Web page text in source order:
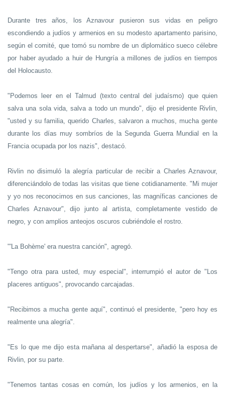
Durante tres años, los Aznavour pusieron sus vidas en peligro
escondiendo a judíos y armenios en su modesto apartamento parisino,
según el comité, que tomó su nombre de un diplomático sueco célebre
por haber ayudado a huir de Hungría a millones de judíos en tiempos
del Holocausto.
"Podemos leer en el Talmud (texto central del judaísmo) que quien
salva una sola vida, salva a todo un mundo", dijo el presidente Rivlin,
"usted y su familia, querido Charles, salvaron a muchos, mucha gente
durante los días muy sombríos de la Segunda Guerra Mundial en la
Francia ocupada por los nazis", destacó.
Rivlin no disimuló la alegría particular de recibir a Charles Aznavour,
diferenciándolo de todas las visitas que tiene cotidianamente. "Mi mujer
y yo nos reconocimos en sus canciones, las magníficas canciones de
Charles Aznavour", dijo junto al artista, completamente vestido de
negro, y con amplios anteojos oscuros cubriéndole el rostro.
"'La Bohème' era nuestra canción", agregó.
"Tengo otra para usted, muy especial", interrumpió el autor de "Los
placeres antiguos", provocando carcajadas.
"Recibimos a mucha gente aquí", continuó el presidente, "pero hoy es
realmente una alegría".
"Es lo que me dijo esta mañana al despertarse", añadió la esposa de
Rivlin, por su parte.
"Tenemos tantas cosas en común, los judíos y los armenios, en la